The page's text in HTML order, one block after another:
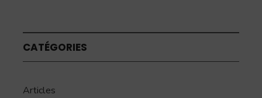
CATÉGORIES
Articles